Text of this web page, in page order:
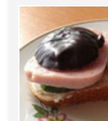
«прокручивая» маховик
адвокатских сообществ